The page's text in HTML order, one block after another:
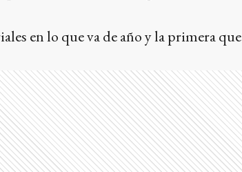
en lo que va de año y la primera que